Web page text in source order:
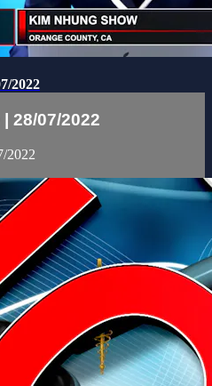
2022
28/07/2022
2022